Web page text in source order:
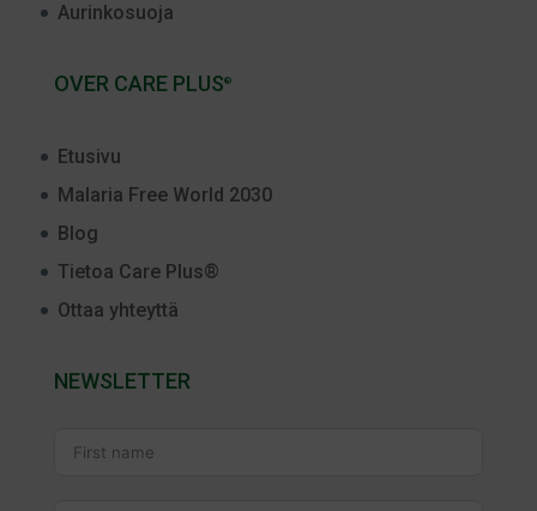
Aurinkosuoja
OVER CARE PLUS®
Etusivu
Malaria Free World 2030
Blog
Tietoa Care Plus®
Ottaa yhteyttä
NEWSLETTER